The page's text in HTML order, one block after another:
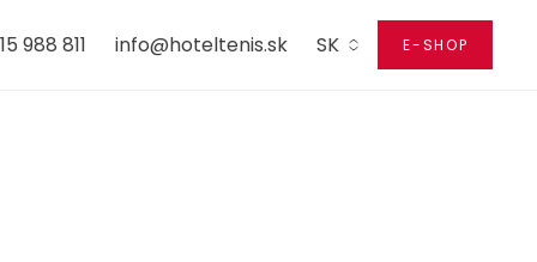
988 811 info@hoteltenis.sk SK E-SHOP